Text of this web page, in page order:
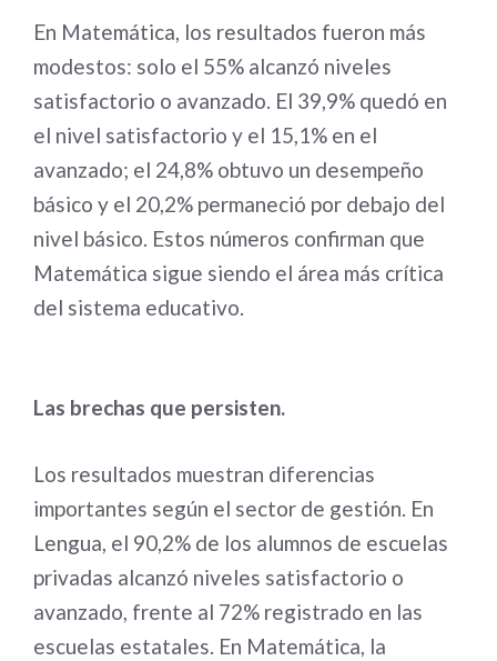
En Matemática, los resultados fueron más
modestos: solo el 55% alcanzó niveles
satisfactorio o avanzado. El 39,9% quedó en
el nivel satisfactorio y el 15,1% en el
avanzado; el 24,8% obtuvo un desempeño
básico y el 20,2% permaneció por debajo del
nivel básico. Estos números confirman que
Matemática sigue siendo el área más crítica
del sistema educativo.
Las brechas que persisten.
Los resultados muestran diferencias
importantes según el sector de gestión. En
Lengua, el 90,2% de los alumnos de escuelas
privadas alcanzó niveles satisfactorio o
avanzado, frente al 72% registrado en las
escuelas estatales. En Matemática, la